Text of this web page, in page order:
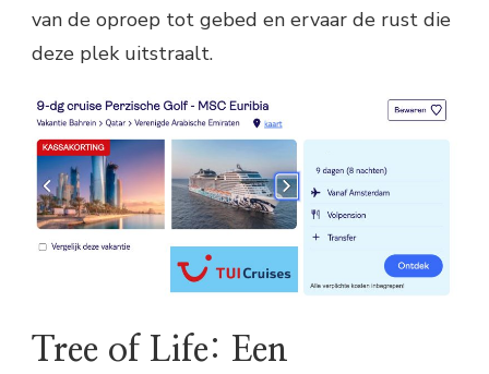
van de oproep tot gebed en ervaar de rust die
deze plek uitstraalt.
Tree of Life: Een